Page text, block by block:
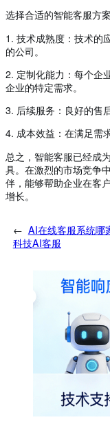
选择合适的智能客服方
1. 技术成熟度：技术的
的公司。
2. 定制化能力：每个企
企业的特定需求。
3. 后续服务：良好的售
4. 成本效益：在满足需
总之，智能客服已经成
具。在激烈的市场竞争
伴，能够帮助企业在客
增长。
← AI在线客服系统哪
科技AI客服